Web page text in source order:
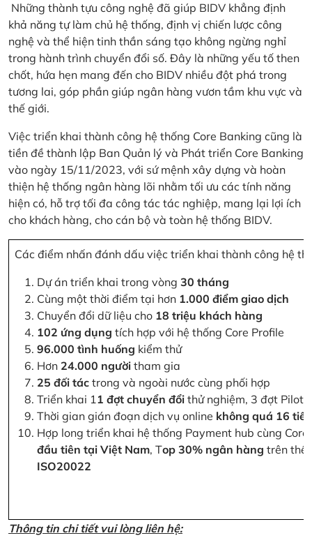
Những thành tựu công nghệ đã giúp BIDV khẳng định
khả năng tự làm chủ hệ thống, định vị chiến lược công
nghệ và thể hiện tinh thần sáng tạo không ngừng nghỉ
trong hành trình chuyển đổi số. Đây là những yếu tố then
chốt, hứa hẹn mang đến cho BIDV nhiều đột phá trong
tương lai, góp phần giúp ngân hàng vươn tầm khu vực và
thế giới.
Việc triển khai thành công hệ thống Core Banking cũng là
tiền đề thành lập Ban Quản lý và Phát triển Core Banking
vào ngày 15/11/2023, với sứ mệnh xây dựng và hoàn
thiện hệ thống ngân hàng lõi nhằm tối ưu các tính năng
hiện có, hỗ trợ tối đa công tác tác nghiệp, mang lại lợi ích
cho khách hàng, cho cán bộ và toàn hệ thống BIDV.
Các điểm nhấn đánh dấu việc triển khai thành công hệ
Dự án triển khai trong vòng 30 tháng
Cùng một thời điểm tại hơn 1.000 điểm giao dịch
Chuyển đổi dữ liệu cho 18 triệu khách hàng
102 ứng dụng tích hợp với hệ thống Core Profile
96.000 tình huống kiểm thử
Hơn 24.000 người tham gia
25 đối tác trong và ngoài nước cùng phối hợp
Triển khai 11 đợt chuyển đổi thử nghiệm, 3 đợt Pilot
Thời gian gián đoạn dịch vụ online không quá 16
Hợp long triển khai hệ thống Payment hub cùng
đầu tiên tại Việt Nam, Top 30% ngân hàng trên thế
ISO20022
Thông tin chi tiết vui lòng liên hệ: